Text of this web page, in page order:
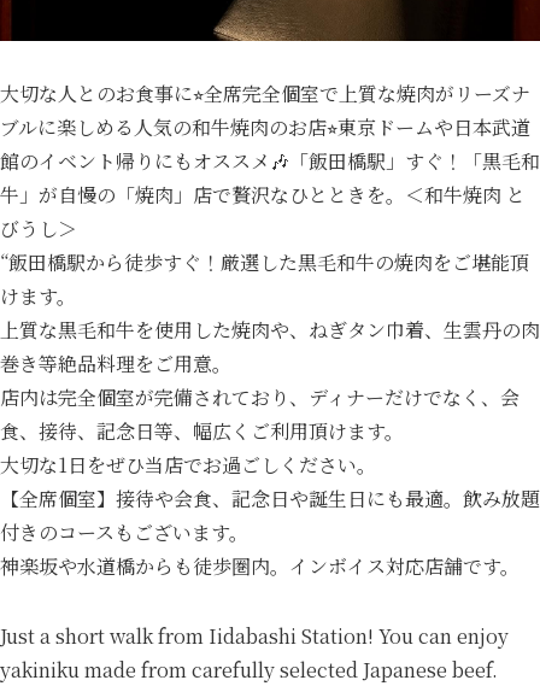
大切な人とのお食事に⭐︎全席完全個室で上質な焼肉がリーズナ
ブルに楽しめる人気の和牛焼肉のお店⭐︎東京ドームや日本武道
館のイベント帰りにもオススメ🎶「飯田橋駅」すぐ！「黒毛和
牛」が自慢の「焼肉」店で贅沢なひとときを。＜和牛焼肉 と
びうし＞
“飯田橋駅から徒歩すぐ！厳選した黒毛和牛の焼肉をご堪能頂
けます。
上質な黒毛和牛を使用した焼肉や、ねぎタン巾着、生雲丹の肉
巻き等絶品料理をご用意。
店内は完全個室が完備されており、ディナーだけでなく、会
食、接待、記念日等、幅広くご利用頂けます。
大切な1日をぜひ当店でお過ごしください。
【全席個室】接待や会食、記念日や誕生日にも最適。飲み放題
付きのコースもございます。
神楽坂や水道橋からも徒歩圏内。インボイス対応店舗です。
Just a short walk from Iidabashi Station! You can enjoy
yakiniku made from carefully selected Japanese beef.